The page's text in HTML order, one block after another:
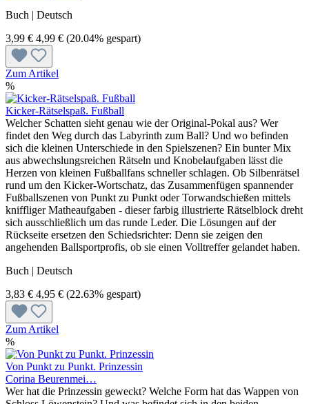
Buch | Deutsch
3,99 € 4,99 € (20.04% gespart)
Zum Artikel
%
Kicker-Rätselspaß. Fußball
Welcher Schatten sieht genau wie der Original-Pokal aus? Wer
findet den Weg durch das Labyrinth zum Ball? Und wo befinden
sich die kleinen Unterschiede in den Spielszenen? Ein bunter Mix
aus abwechslungsreichen Rätseln und Knobelaufgaben lässt die
Herzen von kleinen Fußballfans schneller schlagen. Ob Silbenrätsel
rund um den Kicker-Wortschatz, das Zusammenfügen spannender
Fußballszenen von Punkt zu Punkt oder Torwandschießen mittels
kniffliger Matheaufgaben - dieser farbig illustrierte Rätselblock dreht
sich ausschließlich um das runde Leder. Die Lösungen auf der
Rückseite ersetzen den Schiedsrichter: Denn sie zeigen den
angehenden Ballsportprofis, ob sie einen Volltreffer gelandet haben.
Buch | Deutsch
3,83 € 4,95 € (22.63% gespart)
Zum Artikel
%
Von Punkt zu Punkt. Prinzessin
Corina Beurenmei…
Wer hat die Prinzessin geweckt? Welche Form hat das Wappen von